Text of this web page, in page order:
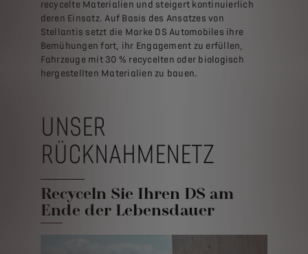
recycelte Materialien und steigert kontinuierlich
deren Einsatz. Auf Basis des Ansatzes von
Stellantis setzt die Marke DS Automobiles ihre
Bemühungen fort, ihr Engagement zu erfüllen,
Fahrzeuge mit 30 % recycelten oder biologisch
hergestellten Materialien zu bauen.
UNSER
RÜCKNAHMENETZ
Recyceln Sie Ihren DS am
Ende der Lebensdauer